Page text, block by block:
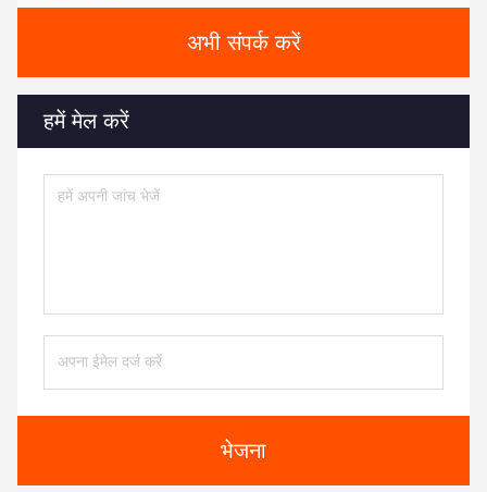
अभी संपर्क करें
हमें मेल करें
भेजना